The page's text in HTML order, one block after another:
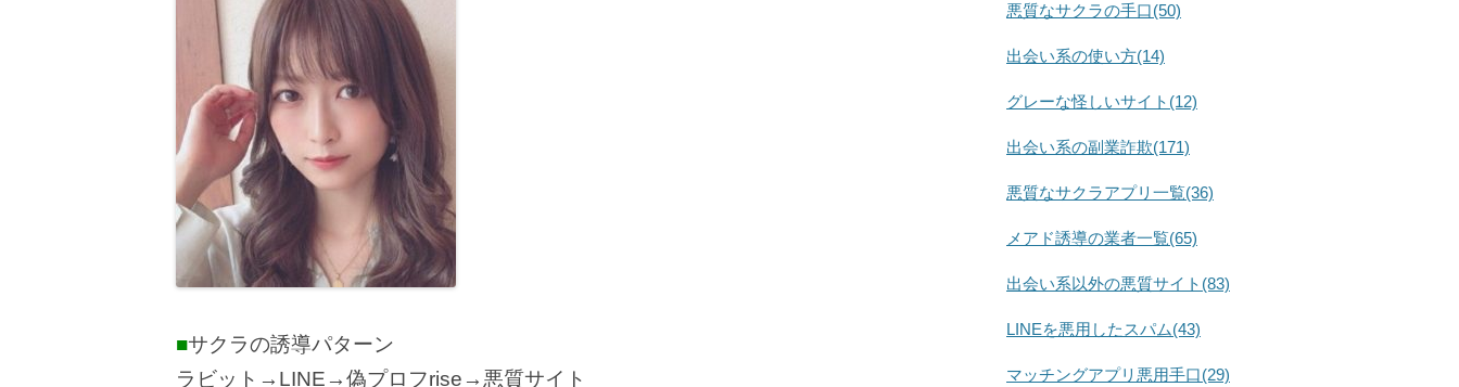
■サクラの誘導パターン
ラビット→LINE→偽プロフrise→悪質サイト
悪質なサクラの手口(50)
出会い系の使い方(14)
グレーな怪しいサイト(12)
出会い系の副業詐欺(171)
悪質なサクラアプリ一覧(36)
メアド誘導の業者一覧(65)
出会い系以外の悪質サイト(83)
LINEを悪用したスパム(43)
マッチングアプリ悪用手口(29)